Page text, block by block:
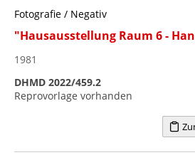
Fotografie / Negativ
"Hausausstellung Raum 6 -
1981
DHMD 2022/459.2
Reprovorlage vorhanden